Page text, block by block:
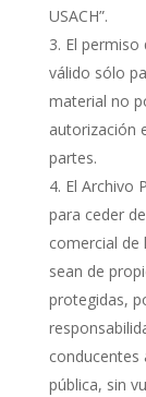
USACH”.
El
válido sólo
material no
autorización
partes.
El Archivo
para ceder
comercial de
sean de
protegidas,
conducentes
pública, sin